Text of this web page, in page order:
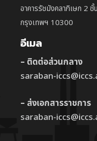
อาคารรัชมังคลาภิเษก 2
กรุงเทพฯ 10300
อีเมล
– ติดต่อส่วนกลาง
saraban-
– ส่งเอกสารราชการ
saraban-